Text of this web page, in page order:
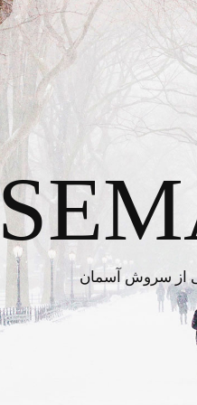
از سروش آسمان